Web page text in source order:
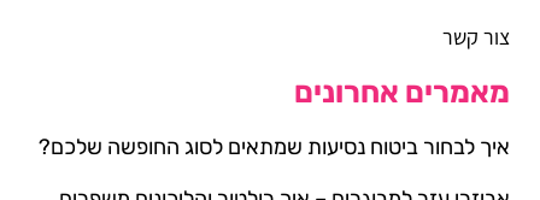
צור קשר
מאמרים אחרונים
איך לבחור ביטוח נסיעות שמתאים לסוג החופשה שלכם?